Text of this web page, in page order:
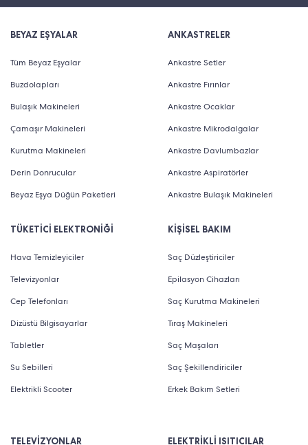
BEYAZ EŞYALAR
Tüm Beyaz Eşyalar
Buzdolapları
Bulaşık Makineleri
Çamaşır Makineleri
Kurutma Makineleri
Derin Donrucular
Beyaz Eşya Düğün Paketleri
TÜKETİCİ ELEKTRONİĞİ
Hava Temizleyiciler
Televizyonlar
Cep Telefonları
Dizüstü Bilgisayarlar
Tabletler
Su Sebilleri
Elektrikli Scooter
ANKASTRELER
Ankastre Setler
Ankastre Fırınlar
Ankastre Ocaklar
Ankastre Mikrodalgalar
Ankastre Davlumbazlar
Ankastre Aspiratörler
Ankastre Bulaşık Makineleri
KİŞİSEL BAKIM
Saç Düzleştiriciler
Epilasyon Cihazları
Saç Kurutma Makineleri
Tıraş Makineleri
Saç Maşaları
Saç Şekillendiriciler
Erkek Bakım Setleri
TELEVİZYONLAR ELEKTRİKLİ ISITICILAR